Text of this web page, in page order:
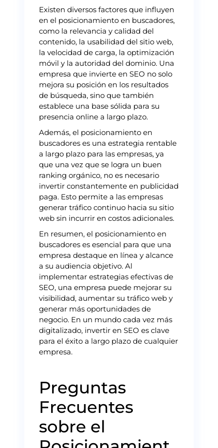
Existen diversos factores que influyen
en el posicionamiento en buscadores,
como la relevancia y calidad del
contenido, la usabilidad del sitio web,
la velocidad de carga, la optimización
móvil y la autoridad del dominio. Una
empresa que invierte en SEO no solo
mejora su posición en los resultados
de búsqueda, sino que también
establece una base sólida para su
presencia online a largo plazo.
Además, el posicionamiento en
buscadores es una estrategia rentable
a largo plazo para las empresas, ya
que una vez que se logra un buen
ranking orgánico, no es necesario
invertir constantemente en publicidad
paga. Esto permite a las empresas
generar tráfico continuo hacia su sitio
web sin incurrir en costos adicionales.
En resumen, el posicionamiento en
buscadores es esencial para que una
empresa destaque en línea y alcance
a su audiencia objetivo. Al
implementar estrategias efectivas de
SEO, una empresa puede mejorar su
visibilidad, aumentar su tráfico web y
generar más oportunidades de
negocio. En un mundo cada vez más
digitalizado, invertir en SEO es clave
para el éxito a largo plazo de cualquier
empresa.
Preguntas
Frecuentes
sobre el